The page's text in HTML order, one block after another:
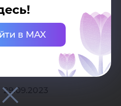
в MAX
29.09.2023